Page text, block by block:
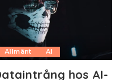
Allmänt AI
hos AI-